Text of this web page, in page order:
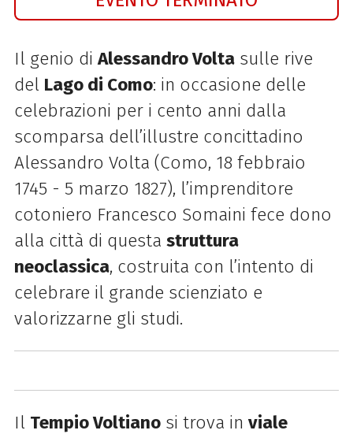
Il genio diAlessandro Voltasulle rive
del Lago di Como: in occasione delle
celebrazioni per i cento anni dalla
scomparsa dell’illustre concittadino
Alessandro Volta (Como, 18 febbraio
1745 - 5 marzo 1827), l’imprenditore
cotoniero Francesco Somaini fece dono
alla città di questa struttura
neoclassica, costruita con l’intento di
celebrare il grande scienziato e
valorizzarne gli studi.
Il Tempio Voltianosi trova in viale